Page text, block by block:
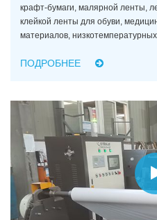
крафт-бумаги, малярной ленты,
клейкой ленты для обуви,
материалов,
ПОДРОБНЕЕ